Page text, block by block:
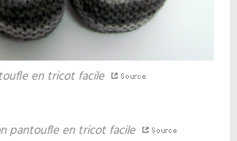
en tricot facile
pantoufle en tricot facile